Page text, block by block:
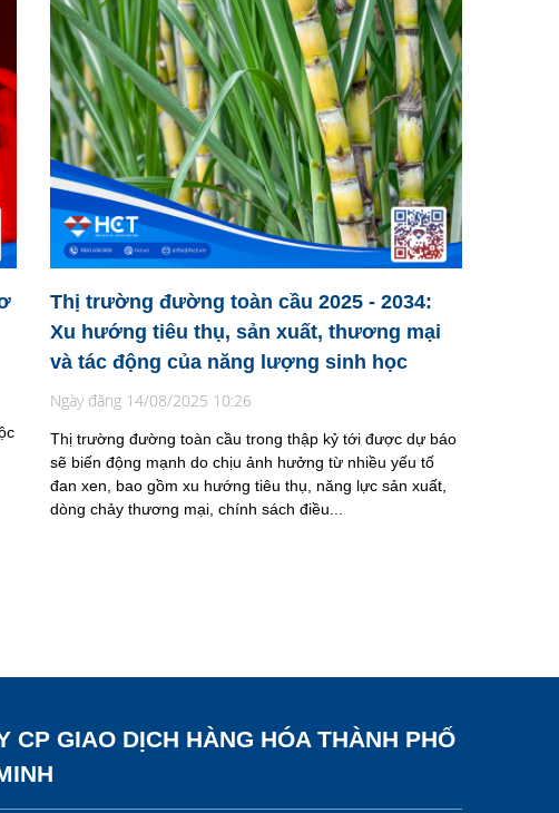
Thị trường đường toàn cầu 2025 - 2034:
Xu hướng tiêu thụ, sản xuất, thương mại
và tác động của năng lượng sinh học
Ngày đăng 14/08/2025 10:26
Thị trường đường toàn cầu trong thập kỷ tới được dự báo
sẽ biến động mạnh do chịu ảnh hưởng từ nhiều yếu tố
đan xen, bao gồm xu hướng tiêu thụ, năng lực sản xuất,
dòng chảy thương mại, chính sách điều...
CP GIAO DỊCH HÀNG HÓA THÀNH PHỐ